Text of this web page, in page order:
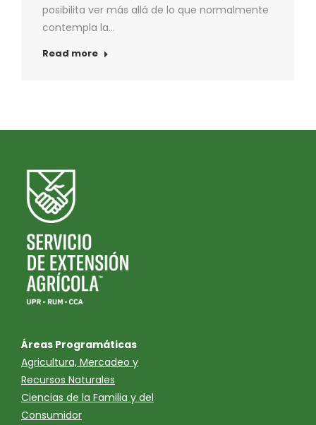
posibilita ver más allá de lo que normalmente
contempla la…
Read more
Áreas Programáticas
Agricultura, Mercadeo y
Recursos Naturales
Ciencias de la Familia y del
Consumidor